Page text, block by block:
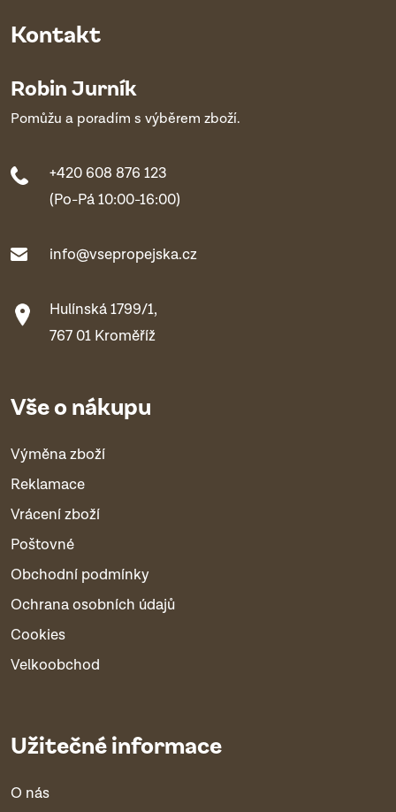
Kontakt
Robin Jurník
Pomůžu a poradím s výběrem zboží.
+420 608 876 123
(Po-Pá 10:00-16:00)
info@vsepropejska.cz
Hulínská 1799/1,
767 01 Kroměříž
Vše o nákupu
Výměna zboží
Reklamace
Vrácení zboží
Poštovné
Obchodní podmínky
Ochrana osobních údajů
Cookies
Velkoobchod
Užitečné informace
O nás